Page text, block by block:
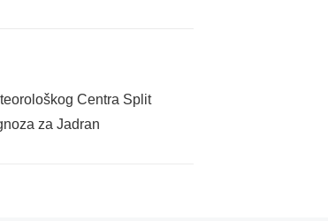
Centra Split
za Jadran